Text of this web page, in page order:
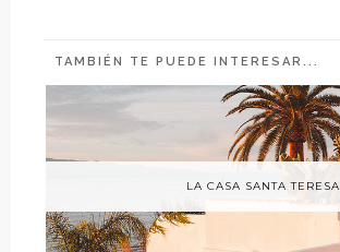
TAMBIÉN TE PUEDE INTERESAR...
LA CASA SANTA TERESA